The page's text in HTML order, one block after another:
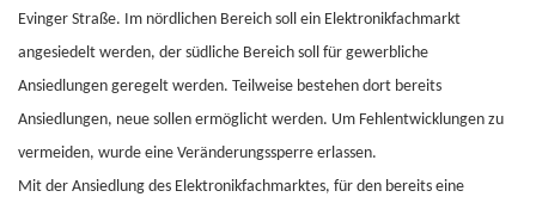
Evinger Straße. Im nördlichen Bereich soll ein Elektronikfachmarkt
angesiedelt werden, der südliche Bereich soll für gewerbliche
Ansiedlungen geregelt werden. Teilweise bestehen dort bereits
Ansiedlungen, neue sollen ermöglicht werden. Um Fehlentwicklungen zu
vermeiden, wurde eine Veränderungssperre erlassen.
Mit der Ansiedlung des Elektronikfachmarktes, für den bereits eine